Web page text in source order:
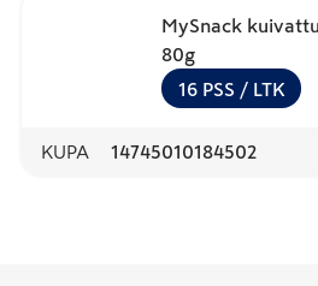
MySnack
80g
16 PSS / LTK
KUPA 14745010184502